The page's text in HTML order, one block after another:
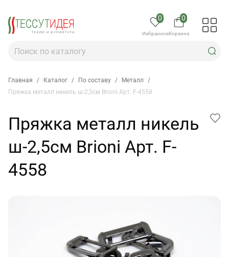
0
Избранное
0
Корзина
Главная / Каталог / По составу / Металл
/
Пряжка металл никель ш-2,5см Brioni Арт. F-4558
Пряжка металл никель
ш-2,5см Brioni Арт. F-
4558